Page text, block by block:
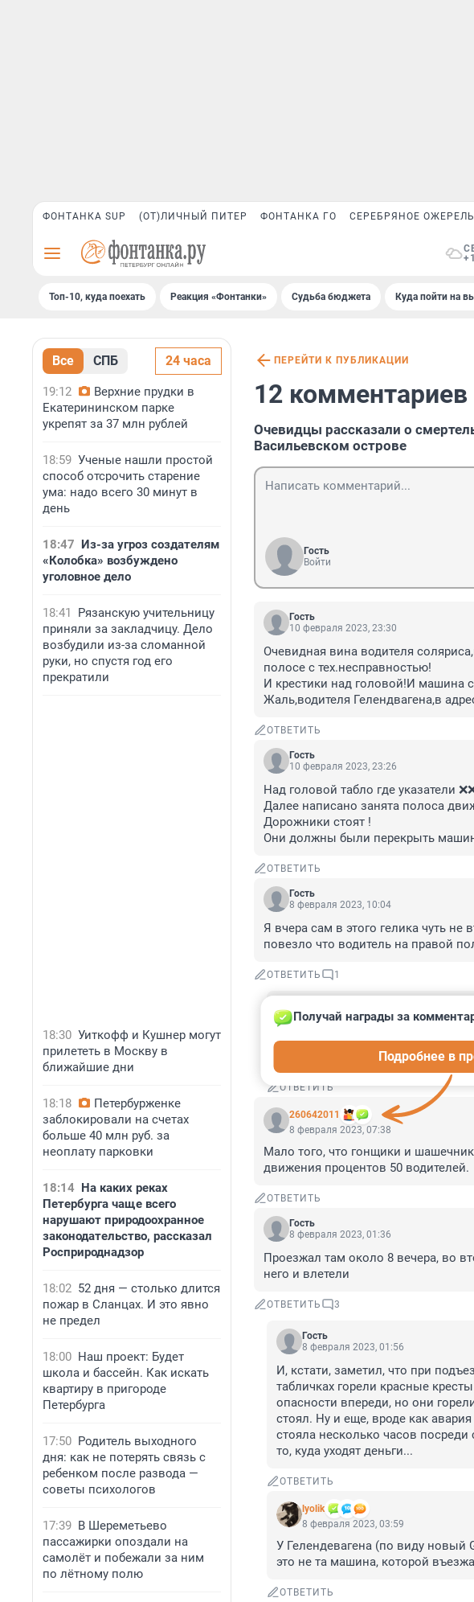
ФОНТАНКА SUP (ОТ)ЛИЧНЫЙ ПИТЕР ФОНТАНКА ГО СЕРЕБРЯНОЕ
Топ-10, куда поехать Реакция «Фонтанки» Судьба бюджета Куда пойти на
Все СПБ 24 часа
19:12
Верхние прудки в
Екатерининском парке
укрепят за 37 млн рублей
18:59 Ученые нашли простой
способ отсрочить старение
ума: надо всего 30 минут в
день
18:47 Из-за угроз создателям
«Колобка» возбуждено
уголовное дело
18:41
Рязанскую учительницу
приняли за закладчицу. Дело
возбудили из-за сломанной
руки, но спустя год его
прекратили
18:30 Уиткофф и Кушнер могут
прилететь в Москву в
ближайшие дни
18:18
Петербурженке
заблокировали на счетах
больше 40 млн руб. за
неоплату парковки
18:14 На каких реках
Петербурга чаще всего
нарушают природоохранное
законодательство, рассказал
Росприроднадзор
18:02 52 дня — столько длится
пожар в Сланцах. И это явно
не предел
18:00 Наш проект: Будет
школа и бассейн. Как искать
квартиру в пригороде
Петербурга
17:50 Родитель выходного
дня: как не потерять связь с
ребенком после развода —
советы психологов
17:39 В Шереметьево
пассажирки опоздали на
самолёт и побежали за ним
по лётному полю
ПЕРЕЙТИ К ПУБЛИКАЦИИ
12
Очевидцы рассказали о
Васильевском острове
Гость
Войти
Гость
10 февраля 2023, 23:30
Очевидная вина водителя
полосе с тех.несправностью!
И крестики над головой!И машина
Жаль,водителя Гелендвагена,в
ОТВЕТИТЬ
Гость
10 февраля 2023, 23:26
Над головой табло где указатели
Далее написано занята полоса
Дорожники стоят !
Они должны были перекрыть
ОТВЕТИТЬ
Гость
8 февраля 2023, 10:04
Я вчера сам в этого гелика чуть не
повезло что водитель на правой
ОТВЕТИТЬ 1
10 февраля 2023, 23:24
Чистый воды ложь!
Есть полное видео где машина
ОТВЕТИТЬ
260642011
Получай награды за
Подробнее в
8 февраля 2023, 07:38
Мало того, что гонщики и
движения процентов 50 водителей.
ОТВЕТИТЬ
Гость
8 февраля 2023, 01:36
Проезжал там около 8 вечера, во
него и влетели
ОТВЕТИТЬ 3
Гость
8 февраля 2023, 01:56
И, кстати, заметил, что при
табличках горели красные
опасности впереди, но они
стоял. Ну и еще, вроде как
стояла несколько часов
то, куда уходят деньги...
ОТВЕТИТЬ
lyolik
8 февраля 2023, 03:59
У Гелендевагена (по виду новый
это не та машина, которой
ОТВЕТИТЬ